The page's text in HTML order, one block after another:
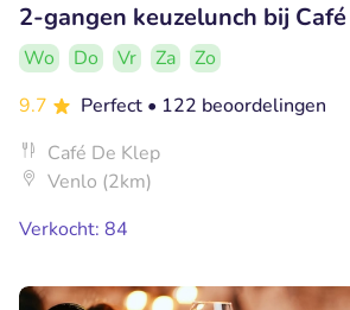
2-gangen keuzelunch bij
Wo Do Vr Za
Zo
9.7
Perfect • 122 beoordelingen
Café De Klep
Venlo (2km)
Verkocht: 84